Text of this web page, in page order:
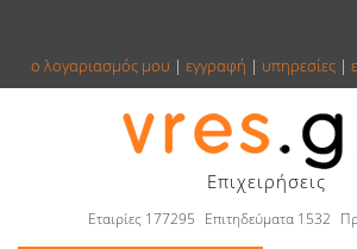
ο λογαριασμός μου | εγγραφή | υπηρεσίες|
Επιχειρήσεις
Εταιρίες 177295 Επιτηδεύματα 1532